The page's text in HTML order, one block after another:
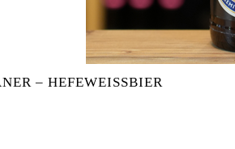
– HEFEWEISSBIER